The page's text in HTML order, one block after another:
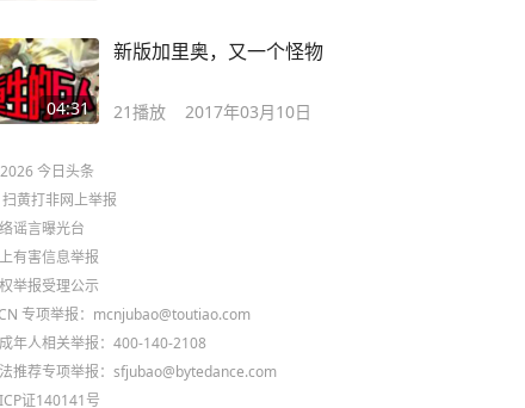
04:31
新版加里奥，又一个怪物
21播放 2017年03月10日
2026今日头条
扫黄打非网上举报
谣言曝光台
有害信息举报
举报受理公示
专项举报：mcnjubao@toutiao.com
年人相关举报：400-140-2108
推荐专项举报：sfjubao@bytedance.com
证140141号